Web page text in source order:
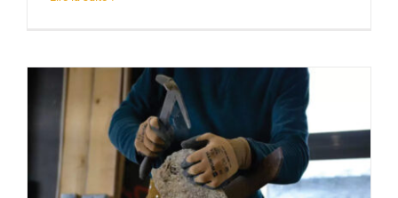
Jean-Sylvestre Bazziconi